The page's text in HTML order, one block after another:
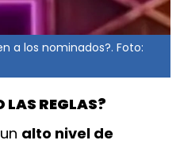
a los nominados?. Foto:
LAS REGLAS?
alto nivel de